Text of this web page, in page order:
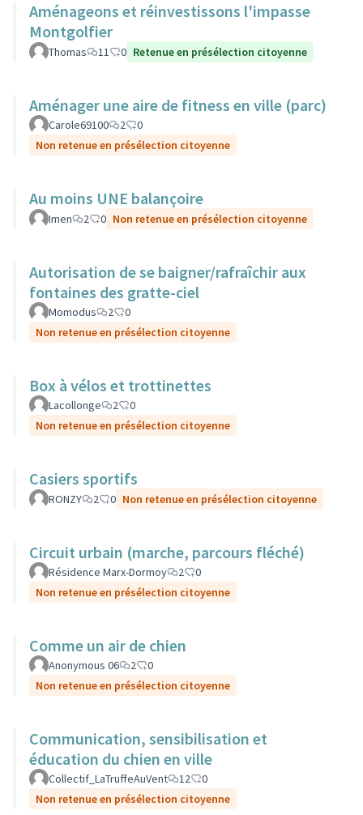
Aménageons et réinvestissons l'impasse
Montgolfier
Thomas 11 0 Retenue en présélection citoyenne
Aménager une aire de fitness en ville (parc)
Carole69100 2
0
Non retenue en présélection citoyenne
Au moins UNE balançoire
Imen 2 0 Non retenue en présélection citoyenne
Autorisation de se baigner/rafraîchir aux
fontaines des gratte-ciel
Momodus 2
0
Non retenue en présélection citoyenne
Box à vélos et trottinettes
Lacollonge 2
0
Non retenue en présélection citoyenne
Casiers sportifs
RONZY 2 0 Non retenue en présélection citoyenne
Circuit urbain (marche, parcours fléché)
Résidence Marx-Dormoy 2
0
Non retenue en présélection citoyenne
Comme un air de chien
Anonymous 06 2
0
Non retenue en présélection citoyenne
Communication, sensibilisation et
éducation du chien en ville
Collectif_LaTruffeAuVent 12
0
Non retenue en présélection citoyenne